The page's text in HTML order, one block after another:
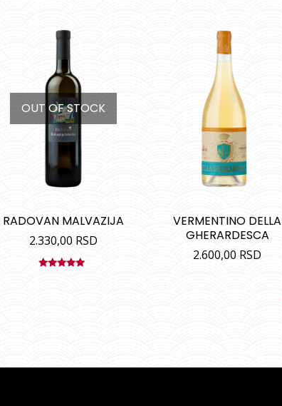
OUT OF STOCK
RADOVAN MALVAZIJA
2.330,00 RSD
VERMENTINO DELLA
GHERARDESCA
2.600,00 RSD